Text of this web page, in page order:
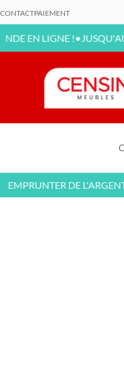
CONTACTPAIEMENT
EN LIGNE !•JUSQU'AU 31
DE L'ARGENT